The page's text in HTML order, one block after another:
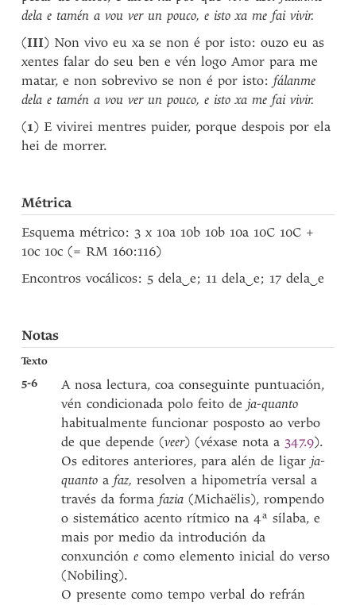
dela e tamén a vou ver un pouco, e isto xa me fai vivir.
(III) Non vivo eu xa se non é por isto: ouzo eu as
xentes falar do seu ben e vén logo Amor para me
matar, e non sobrevivo se non é por isto:fálanme
dela e tamén a vou ver un pouco, e isto xa me fai vivir.
(1) E vivirei mentres puider, porque despois por ela
hei de morrer.
Métrica
Esquema métrico: 3 x 10a 10b 10b 10a 10C 10C +
10c 10c (= RM 160:116)
Encontros vocálicos: 5 dela ‿e; 11 dela ‿e; 17 dela ‿e
Notas
Texto
5-6
A nosa lectura, coa conseguinte puntuación,
vén condicionada polo feito deja-quanto
habitualmente funcionar posposto ao verbo
de que depende (veer) (véxase nota a 347.9).
Os editores anteriores, para alén de ligarja-
quanto afaz, resolven a hipometría versal a
través da formafazia(Michaëlis), rompendo
o sistemático acento rítmico na 4ª sílaba, e
mais por medio da introdución da
conxuncióne como elemento inicial do verso
(Nobiling).
O presente como tempo verbal do refrán